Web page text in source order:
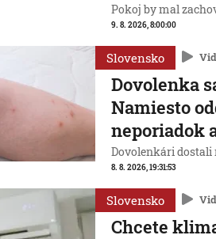
Pokoj by mal
9. 8. 2026, 8:00:00
Slovensko
Dovolenka
Namiesto
neporiadok
Dovolenkári dostali
8. 8. 2026, 19:31:53
Slovensko
Chcete